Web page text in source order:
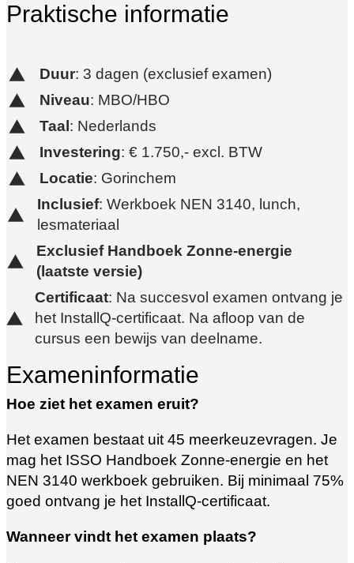
Praktische informatie
Duur: 3 dagen (exclusief examen)
Niveau: MBO/HBO
Taal : Nederlands
Investering: € 1.750,- excl. BTW
Locatie: Gorinchem
Inclusief: Werkboek NEN 3140, lunch,
lesmateriaal
Exclusief Handboek Zonne-energie
(laatste versie)
Certificaat: Na succesvol examen ontvang je
het InstallQ-certificaat. Na afloop van de
cursus een bewijs van deelname.
Exameninformatie
Hoe ziet het examen eruit?
Het examen bestaat uit 45 meerkeuzevragen. Je
mag het ISSO Handboek Zonne-energie en het
NEN 3140 werkboek gebruiken. Bij minimaal 75%
goed ontvang je het InstallQ-certificaat.
Wanneer vindt het examen plaats?